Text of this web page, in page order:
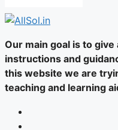
Our main goal is to
instructions and
this website we are
teaching and learning